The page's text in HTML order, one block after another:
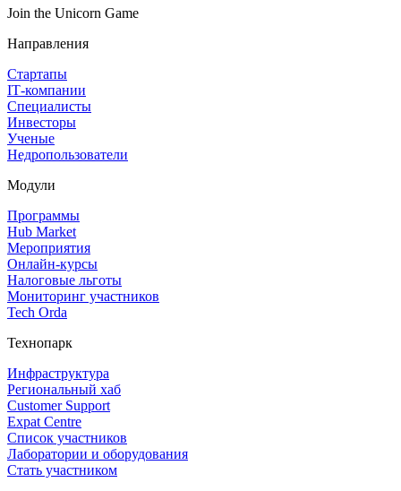
Join the Unicorn Game
Направления
Стартапы
IT‑компании
Специалисты
Инвесторы
Ученые
Недропользователи
Модули
Программы
Hub Market
Мероприятия
Онлайн‑курсы
Налоговые льготы
Мониторинг участников
Tech Orda
Технопарк
Инфраструктура
Региональный хаб
Customer Support
Expat Centre
Список участников
Лаборатории и оборудования
Стать участником